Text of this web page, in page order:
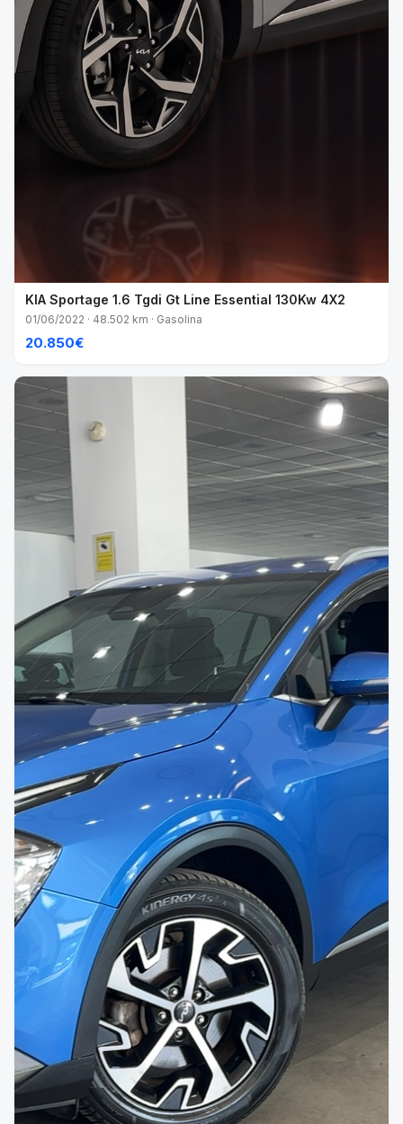
KIA Sportage 1.6 Tgdi Gt Line Essential 130Kw 4X2
01/06/2022 · 48.502 km · Gasolina
20.850€